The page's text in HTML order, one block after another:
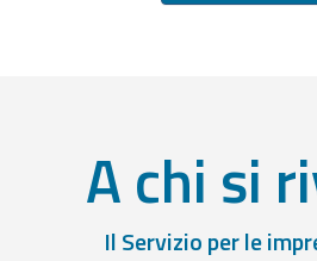
A chi si
Il Servizio per le